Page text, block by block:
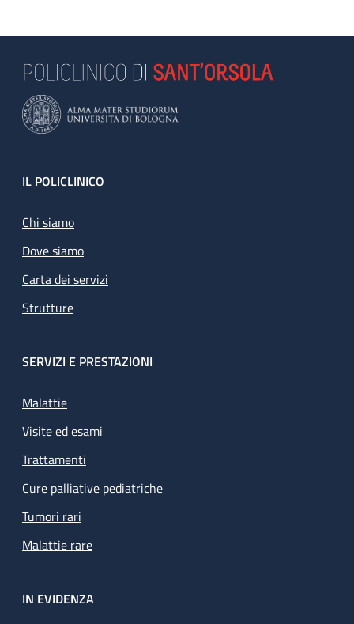
Footer
IL POLICLINICO
Chi siamo
Dove siamo
Carta dei servizi
Strutture
SERVIZI E PRESTAZIONI
Malattie
Visite ed esami
Trattamenti
Cure palliative pediatriche
Tumori rari
Malattie rare
IN EVIDENZA